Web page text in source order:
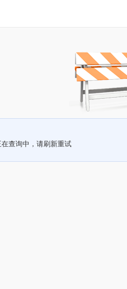
在查询中，请刷新重试